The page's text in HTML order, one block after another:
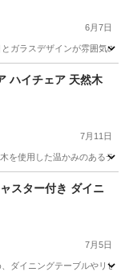
6月7日
ガラスデザインが雰囲気
ハイチェア 天然木
7月11日
を使用した温かみのある
スター付き ダイニ
7月5日
ダイニングテーブルやリ